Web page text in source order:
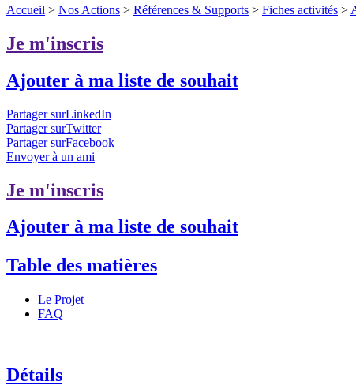
Accueil > Nos Actions > Références & Supports > Fiches activités >
Je m'inscris
Ajouter à ma liste de souhait
Partager surLinkedIn
Partager surTwitter
Partager surFacebook
Envoyer à un ami
Je m'inscris
Ajouter à ma liste de souhait
Table des matières
Le Projet
FAQ
Détails